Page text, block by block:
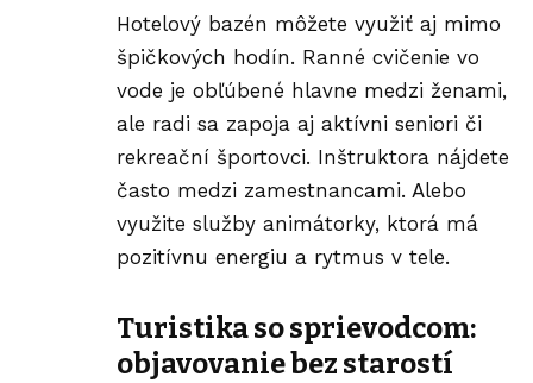
Hotelový bazén môžete využiť aj mimo
špičkových hodín. Ranné cvičenie vo
vode je obľúbené hlavne medzi ženami,
ale radi sa zapoja aj aktívni seniori či
rekreační športovci. Inštruktora nájdete
často medzi zamestnancami. Alebo
využite služby animátorky, ktorá má
pozitívnu energiu a rytmus v tele.
Turistika so sprievodcom:
objavovanie bez starostí